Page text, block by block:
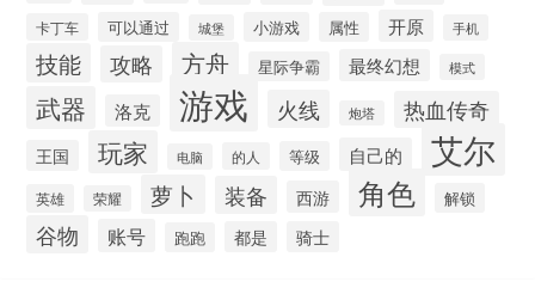
卡丁车 可以通过 城堡 小游戏 属性 开原 手机
技能 攻略 方舟 星际争霸 最终幻想 模式
武器 洛克 游戏 火线 炮塔 热血传奇
王国 玩家 电脑 的人 等级 自己的 艾尔
英雄 荣耀 萝卜 装备 西游 角色 解锁
谷物 账号 跑跑 都是 骑士